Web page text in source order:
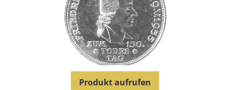
Produkt aufrufen